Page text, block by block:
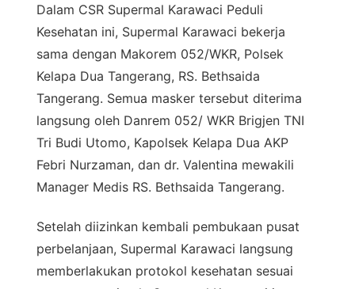
Dalam CSR Supermal Karawaci Peduli
Kesehatan ini, Supermal Karawaci bekerja
sama dengan Makorem 052/WKR, Polsek
Kelapa Dua Tangerang, RS. Bethsaida
Tangerang. Semua masker tersebut diterima
langsung oleh Danrem 052/ WKR Brigjen TNI
Tri Budi Utomo, Kapolsek Kelapa Dua AKP
Febri Nurzaman, dan dr. Valentina mewakili
Manager Medis RS. Bethsaida Tangerang.
Setelah diizinkan kembali pembukaan pusat
perbelanjaan, Supermal Karawaci langsung
memberlakukan protokol kesehatan sesuai